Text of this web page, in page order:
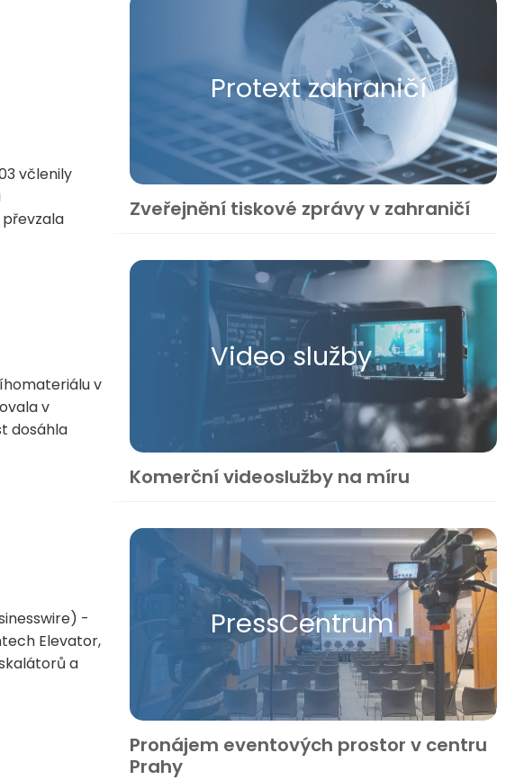
včlenily
v
v
dosáhla
-
Elevator,
a
Protext zahraničí
Zveřejnění tiskové zprávy v zahraničí
Video služby
Komerční videoslužby na míru
Press​Centrum
Pronájem eventových prostor v centru
Prahy